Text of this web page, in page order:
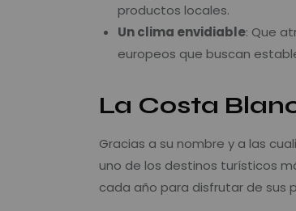
productos locales.
Un clima envidiable: Que
europeos que buscan
La Costa
Gracias a su nombre y a las
uno de los destinos turísticos
cada año para disfrutar de sus